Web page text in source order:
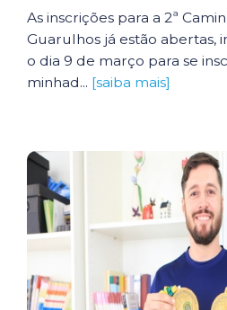
As inscrições para a 2ª
Guarulhos já estão abertas,
o dia 9 de março para se
minhad... [saiba mais]